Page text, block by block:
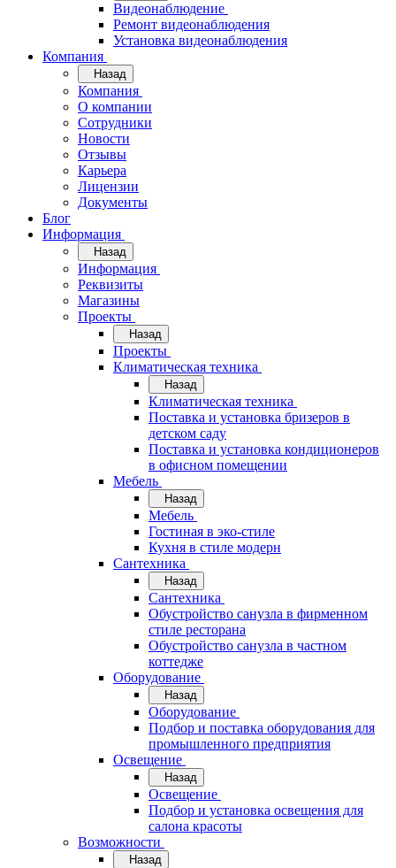
Видеонаблюдение
Ремонт видеонаблюдения
Установка видеонаблюдения
Компания
Назад
Компания
О компании
Сотрудники
Новости
Отзывы
Карьера
Лицензии
Документы
Блог
Информация
Назад
Информация
Реквизиты
Магазины
Проекты
Назад
Проекты
Климатическая техника
Назад
Климатическая техника
Поставка и установка бризеров в
детском саду
Поставка и установка кондиционеров
в офисном помещении
Мебель
Назад
Мебель
Гостиная в эко-стиле
Кухня в стиле модерн
Сантехника
Назад
Сантехника
Обустройство санузла в фирменном
стиле ресторана
Обустройство санузла в частном
коттедже
Оборудование
Назад
Оборудование
Подбор и поставка оборудования для
промышленного предприятия
Освещение
Назад
Освещение
Подбор и установка освещения для
салона красоты
Возможности
Назад